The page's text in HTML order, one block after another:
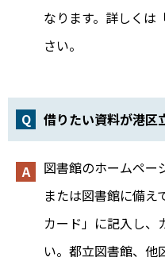
なります。詳しくは
さい。
借りたい資料が港区
図書館のホームペー
または図書館に備え
カード」に記入し、
い。都立図書館、他